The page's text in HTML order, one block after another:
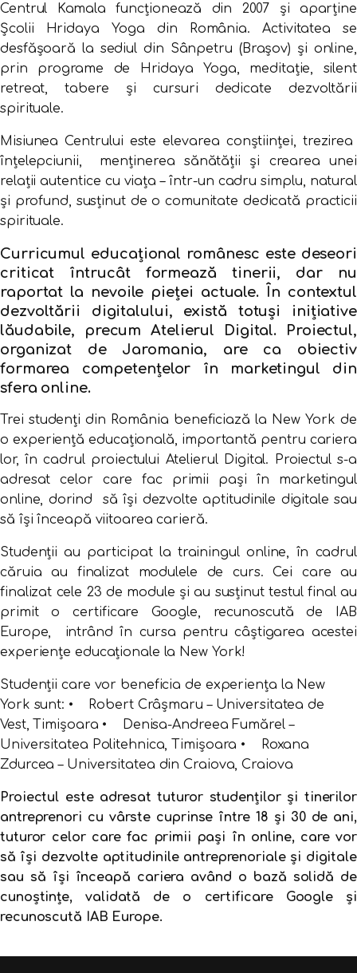
Centrul Kamala funcționează din 2007 și aparține
Școlii Hridaya Yoga din România. Activitatea se
desfășoară la sediul din Sânpetru (Brașov) și online,
prin programe de Hridaya Yoga, meditație, silent
retreat, tabere și cursuri dedicate dezvoltării
spirituale.
Misiunea Centrului este elevarea conștiinței, trezirea
înțelepciunii, menținerea sănătății și crearea unei
relații autentice cu viața – într-un cadru simplu, natural
și profund, susținut de o comunitate dedicată practicii
spirituale.
Curricumul educațional românesc este deseori
criticat întrucât formează tinerii, dar nu
raportat la nevoile pieței actuale. În contextul
dezvoltării digitalului, există totuși inițiative
lăudabile, precum Atelierul Digital. Proiectul,
organizat de Jaromania, are ca obiectiv
formarea competențelor în marketingul din
sfera online.
Trei studenți din România beneficiază la New York de
o experiență educațională, importantă pentru cariera
lor, în cadrul proiectului Atelierul Digital. Proiectul s-a
adresat celor care fac primii pași în marketingul
online, dorind să își dezvolte aptitudinile digitale sau
să își înceapă viitoarea carieră.
Studenții au participat la trainingul online, în cadrul
căruia au finalizat modulele de curs. Cei care au
finalizat cele 23 de module și au susținut testul final au
primit o certificare Google, recunoscută de IAB
Europe, intrând în cursa pentru câștigarea acestei
experiențe educaționale la New York!
Studenții care vor beneficia de experiența la New
York sunt: • Robert Crâşmaru – Universitatea de
Vest, Timișoara • Denisa-Andreea Fumărel –
Universitatea Politehnica, Timișoara • Roxana
Zdurcea – Universitatea din Craiova, Craiova
Proiectul este adresat tuturor studenților și tinerilor
antreprenori cu vârste cuprinse între 18 și 30 de ani,
tuturor celor care fac primii pași în online, care vor
să își dezvolte aptitudinile antreprenoriale și digitale
sau să își înceapă cariera având o bază solidă de
cunoștințe, validată de o certificare Google și
recunoscută IAB Europe.